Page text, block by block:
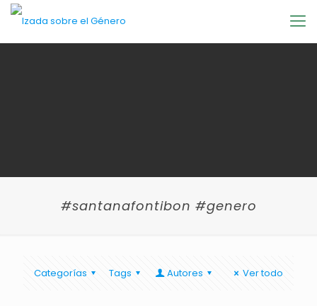
#santanafontibon #genero
Categorías Tags Autores Ver todo